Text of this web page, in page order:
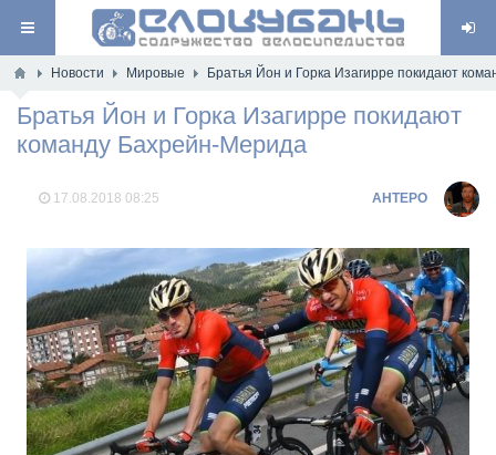
Новости Мировые Братья Йон и Горка Изагирре покидают
Братья Йон и Горка Изагирре покидают
команду Бахрейн-Мерида
17.08.2018 08:25 AHTEPO